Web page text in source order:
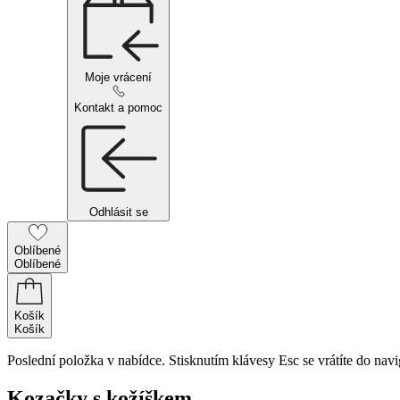
Moje vrácení
Kontakt a pomoc
Odhlásit se
Oblíbené
Oblíbené
Košík
Košík
Poslední položka v nabídce. Stisknutím klávesy Esc se vrátíte do